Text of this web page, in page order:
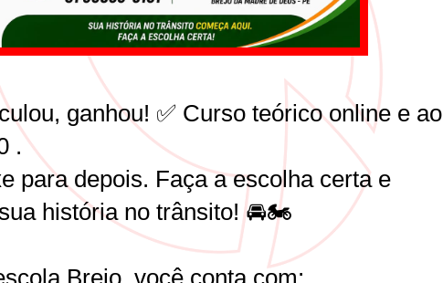
ganhou! ✅ Curso teórico online e ao
.
para depois. Faça a escolha certa e
história no trânsito! 🚘🏍️
Brejo, você conta com: